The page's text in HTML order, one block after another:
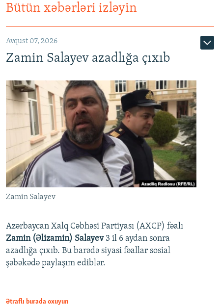
Bütün xəbərləri izləyin
Avqust 07, 2026
Zamin Salayev azadlığa çıxıb
Zamin Salayev
Azərbaycan Xalq Cəbhəsi Partiyası (AXCP) fəalı
Zamin (Əlizamin) Salayev 3 il 6 aydan sonra
azadlığa çıxıb. Bu barədə siyasi fəallar sosial
şəbəkədə paylaşım ediblər.
Ətraflı burada oxuyun